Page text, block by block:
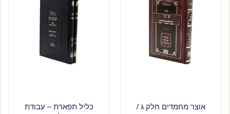
אוצר מחמדים חלק ג /
כליל תפארת – עבודת